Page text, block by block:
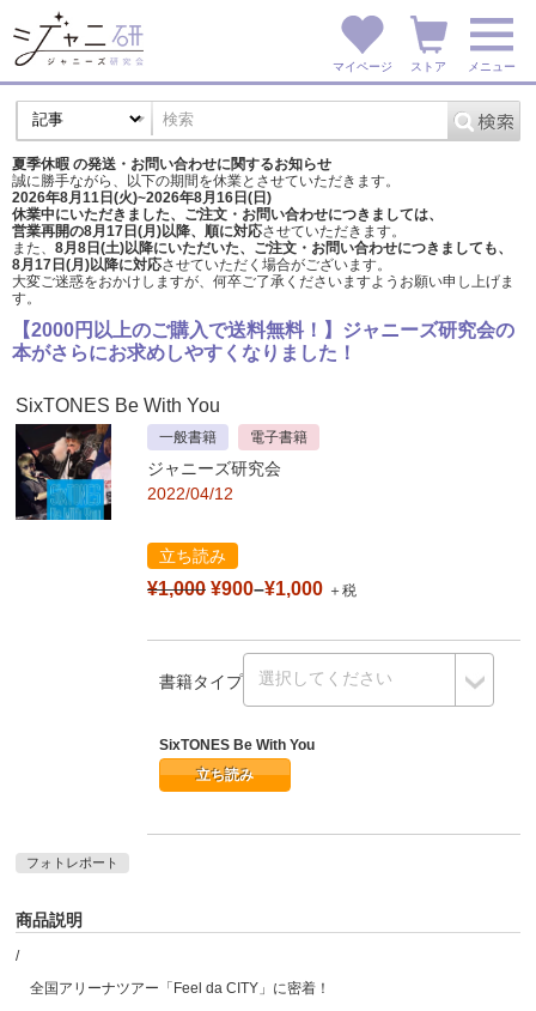
マイページ ストア メニュー
夏季休暇 の発送・お問い合わせに関するお知らせ
誠に勝手ながら、以下の期間を休業とさせていただきます。
2026年8月11日(火)~2026年8月16日(日)
休業中にいただきました、ご注文・お問い合わせにつきましては、
営業再開の8月17日(月)以降、順に対応させていただきます。
また、 8月8日(土)以降にいただいた、ご注文・ お問い合わせにつきましても、
8月17日(月)以降に対応させていただく場合がございます。
大変ご迷惑をおかけしますが、 何卒ご了承くださいますようお願い申し上げま
す。
【2000円以上のご購入で送料無料！】ジャニーズ研究会の
本がさらにお求めしやすくなりました！
SixTONES Be With You
一般書籍 電子書籍
ジャニーズ研究会
2022/04/12
立ち読み
¥1,000 ¥900–¥1,000 ＋税
書籍タイプ
SixTONES Be With You
立ち読み
フォトレポート
商品説明
/
全国アリーナツアー「Feel da CITY」に密着！